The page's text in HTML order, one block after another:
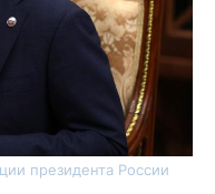
президента России